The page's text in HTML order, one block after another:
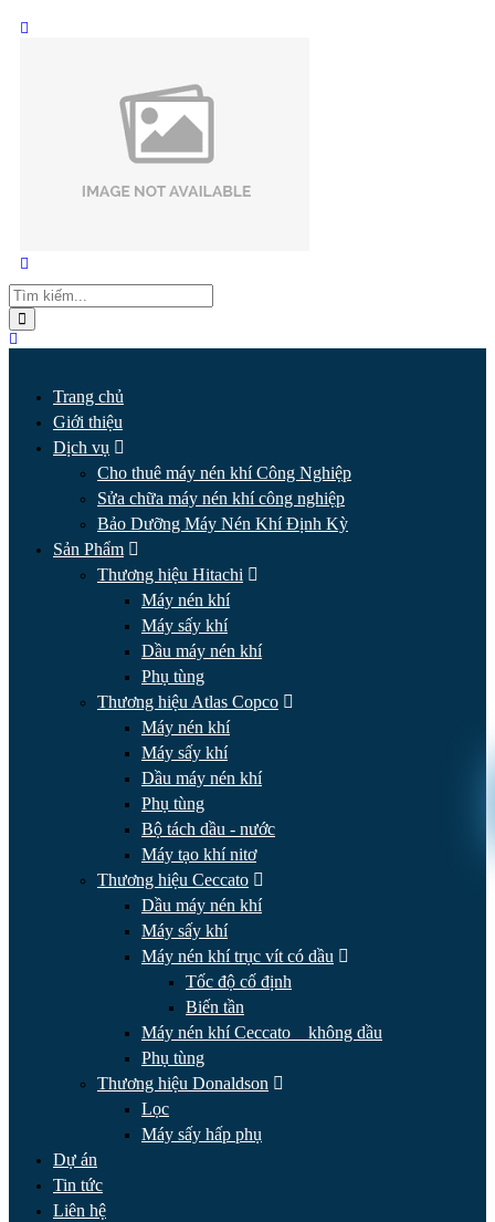
Trang chủ
Giới thiệu
Dịch vụ
Cho thuê máy nén khí Công Nghiệp
Sửa chữa máy nén khí công nghiệp
Bảo Dưỡng Máy Nén Khí Định Kỳ
Sản Phẩm
Thương hiệu Hitachi
Máy nén khí
Máy sấy khí
Dầu máy nén khí
Phụ tùng
Thương hiệu Atlas Copco
Máy nén khí
Máy sấy khí
Dầu máy nén khí
Phụ tùng
Bộ tách dầu - nước
Máy tạo khí nitơ
Thương hiệu Ceccato
Dầu máy nén khí
Máy sấy khí
Máy nén khí trục vít có dầu
Tốc độ cố định
Biến tần
Máy nén khí Ceccato _ không dầu
Phụ tùng
Thương hiệu Donaldson
Lọc
Máy sấy hấp phụ
Dự án
Tin tức
Liên hệ